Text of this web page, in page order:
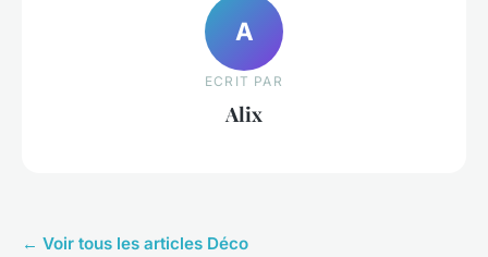
A
ECRIT PAR
Alix
← Voir tous les articles Déco